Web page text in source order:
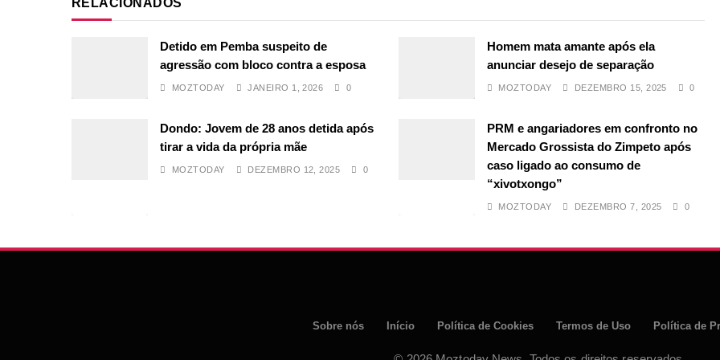
RELACIONADOS
Detido em Pemba suspeito de
agressão com bloco contra a esposa
MOZTODAY JANEIRO 1, 2026 0
Homem mata amante após ela
anunciar desejo de separação
MOZTODAY DEZEMBRO 15, 2025 0
Dondo: Jovem de 28 anos detida após
tirar a vida da própria mãe
MOZTODAY DEZEMBRO 12, 2025 0
PRM e angariadores em confronto no
Mercado Grossista do Zimpeto após
caso ligado ao consumo de
“xivotxongo”
MOZTODAY DEZEMBRO 7, 2025 0
Sobre nós Início Política de Cookies Termos de Uso Política de